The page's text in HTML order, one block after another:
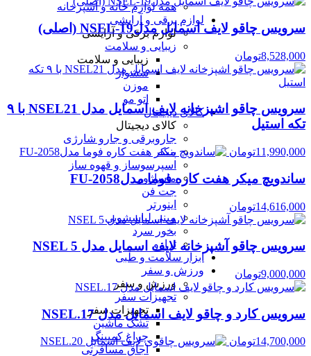
همه لوازم خانه و آشپزخانه
لوازم برقی و آرایشی
لوازم برقی و آرایشی
زیبایی و سلامت
زیبایی و سلامت
سشوار
موزن
اتو مو
کالای دیجیتال
کالای دیجیتال
جاروبرقی و جارو شارژی
پنکه
اسپرسوساز و قهوه ساز
ماساژور
جت فن
اینورتر
مینی لباسشویی
بخور سرد
ترازو
ابزار سلامت و طبی
ورزش و سفر
ورزش و سفر
تجهیزات سفر
تجهیزات سفر
تشک ماشین
چراغ کمپینگ
اجاق مسافرتی
سرویس چاقو لایف اسمایل مدلNSEL-19 (اصلی)
8,528,000تومان
سرویس چاقو اشپزخانه لایف اسمایل مدل NSEL21 با ۹
تکه استیل
11,990,000تومان
ساندویچ میکر هفت کاره فوما مدلFU-2058
14,616,000تومان
سرویس چاقو آشپزخانه لایف اسمایل مدل NSEL 5
9,000,000تومان
سرویس کارد و چاقو لایف اسمایل مدل NSEL.17
14,700,000تومان